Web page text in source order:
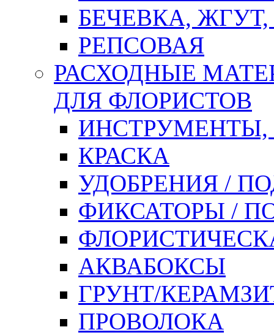
БЕЧЕВКА,
РЕПСОВАЯ
РАСХОДНЫЕ
ДЛЯ ФЛОРИСТОВ
ИНСТРУМЕНТЫ,
КРАСКА
УДОБРЕНИЯ /
ФИКСАТОРЫ /
АКВАБОКСЫ
ГРУНТ/
ПРОВОЛОКА